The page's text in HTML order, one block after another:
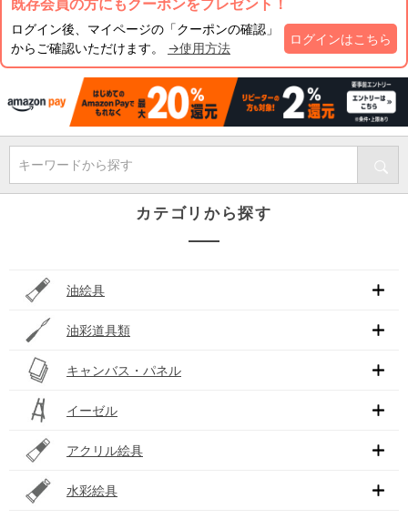
既存会員の方にもクーポンをプレゼント！
ログイン後、マイページの「クーポンの確認」
からご確認いただけます。 →使用方法
ログインはこちら
キーワードから探す
カテゴリから探す
油絵具
油彩道具類
キャンバス・パネル
イーゼル
アクリル絵具
水彩絵具